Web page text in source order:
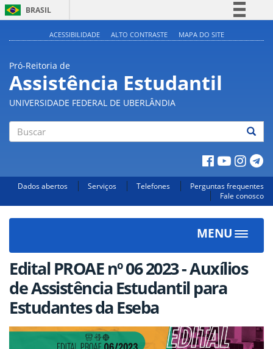
BRASIL
Acesso à informação
Legislação
Canais
ACESSIBILIDADE ALTO CONTRASTE MAPA DO SITE
Pró-Reitoria de
Assistência Estudantil
UNIVERSIDADE FEDERAL DE UBERLÂNDIA
Dados abertos Serviços Telefones
Perguntas frequentes
Fale conosco
MENU
Toggle
Edital PROAE nº 06 2023 - Auxílios
de Assistência Estudantil para
Estudantes da Eseba